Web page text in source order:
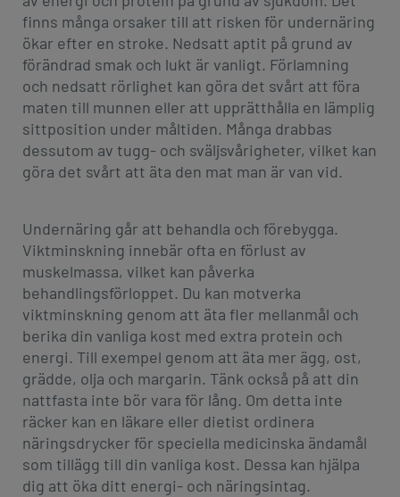
finns många orsaker till att risken för undernäring
ökar efter en stroke. Nedsatt aptit på grund av
förändrad smak och lukt är vanligt. Förlamning
och nedsatt rörlighet kan göra det svårt att föra
maten till munnen eller att upprätthålla en lämplig
sittposition under måltiden. Många drabbas
dessutom av tugg- och sväljsvårigheter, vilket kan
göra det svårt att äta den mat man är van vid.
Undernäring går att behandla och förebygga.
Viktminskning innebär ofta en förlust av
muskelmassa, vilket kan påverka
behandlingsförloppet. Du kan motverka
viktminskning genom att äta fler mellanmål och
berika din vanliga kost med extra protein och
energi. Till exempel genom att äta mer ägg, ost,
grädde, olja och margarin. Tänk också på att din
nattfasta inte bör vara för lång. Om detta inte
räcker kan en läkare eller dietist ordinera
näringsdrycker för speciella medicinska ändamål
som tillägg till din vanliga kost. Dessa kan hjälpa
dig att öka ditt energi- och näringsintag.